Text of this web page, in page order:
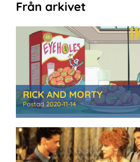
Från arkivet
RICK AND MORTY
Postad2020-11-14